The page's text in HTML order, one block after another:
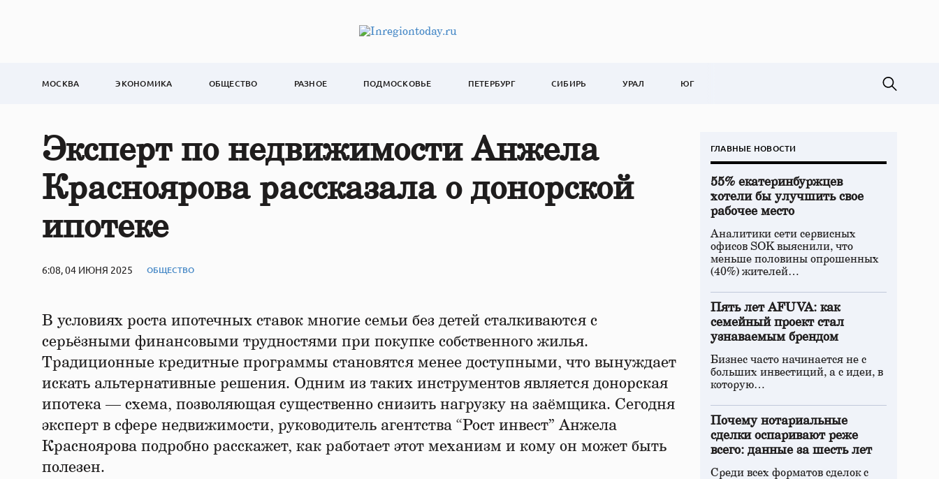
МОСКВА ЭКОНОМИКА ОБЩЕСТВО РАЗНОЕ ПОДМОСКОВЬЕ ПЕТЕРБУРГ СИБИРЬ УРАЛ ЮГ
Эксперт по недвижимости Анжела
Красноярова рассказала о донорской
ипотеке
6:08, 04 ИЮНЯ 2025 ОБЩЕСТВО
В условиях роста ипотечных ставок многие семьи без детей сталкиваются с
серьёзными финансовыми трудностями при покупке собственного жилья.
Традиционные кредитные программы становятся менее доступными, что вынуждает
искать альтернативные решения. Одним из таких инструментов является донорская
ипотека — схема, позволяющая существенно снизить нагрузку на заёмщика. Сегодня
эксперт в сфере недвижимости, руководитель агентства “Рост инвест” Анжела
Красноярова подробно расскажет, как работает этот механизм и кому он может быть
полезен.
ГЛАВНЫЕ НОВОСТИ
55% екатеринбуржцев
хотели бы улучшить свое
рабочее место
Аналитики сети сервисных
офисов SOK выяснили, что
меньше половины опрошенных
(40%) жителей…
Пять лет AFUVA: как
семейный проект стал
узнаваемым брендом
Бизнес часто начинается не с
больших инвестиций, а с идеи, в
которую…
Почему нотариальные
сделки оспаривают реже
всего: данные за шесть лет
Среди всех форматов сделок с